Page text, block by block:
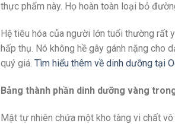
thực phẩm này. Họ hoàn toàn loại bỏ
Hệ tiêu hóa của người lớn tuổi thường rất
hấp thụ. Nó không hề gây gánh nặng cho
quý giá. Tìm hiểu thêm về dinh dưỡng tại
Bảng thành phần dinh dưỡng vàng
Mật tự nhiên chứa một kho tàng vi chất